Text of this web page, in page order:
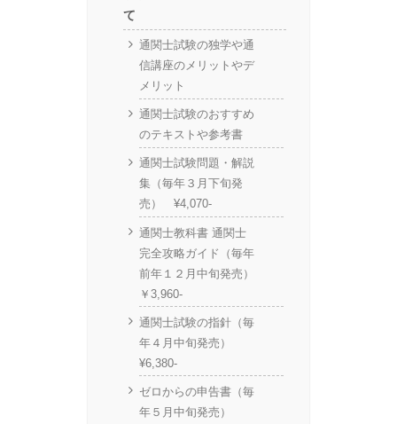
て
通関士試験の独学や通
信講座のメリットやデ
メリット
通関士試験のおすすめ
のテキストや参考書
通関士試験問題・解説
集（毎年３月下旬発
売） ¥4,070-
通関士教科書 通関士
完全攻略ガイド（毎年
前年１２月中旬発売）
￥3,960-
通関士試験の指針（毎
年４月中旬発売）
¥6,380-
ゼロからの申告書（毎
年５月中旬発売）